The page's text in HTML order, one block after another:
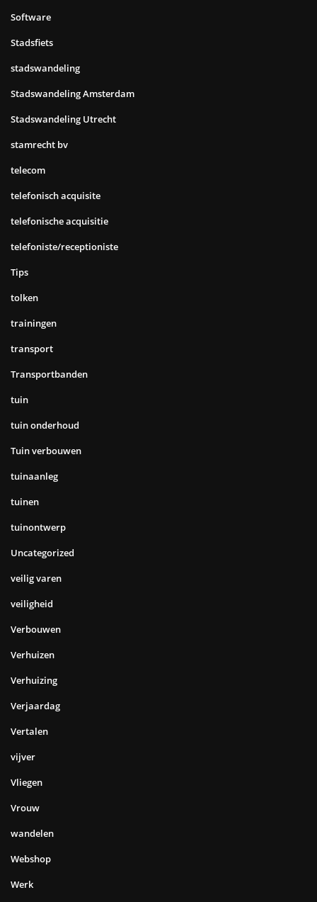
Software
Stadsfiets
stadswandeling
Stadswandeling Amsterdam
Stadswandeling Utrecht
stamrecht bv
telecom
telefonisch acquisite
telefonische acquisitie
telefoniste/receptioniste
Tips
tolken
trainingen
transport
Transportbanden
tuin
tuin onderhoud
Tuin verbouwen
tuinaanleg
tuinen
tuinontwerp
Uncategorized
veilig varen
veiligheid
Verbouwen
Verhuizen
Verhuizing
Verjaardag
Vertalen
vijver
Vliegen
Vrouw
wandelen
Webshop
Werk